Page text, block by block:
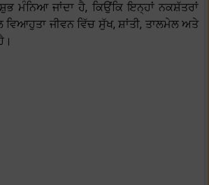
ਮੰਨਿਆ ਜਾਂਦਾ ਹੈ, ਕਿਉਂਕਿ ਇਨ੍ਹਾਂ ਨਕਸ਼ੱਤਰਾਂ
ਜੀਵਨ ਵਿੱਚ ਸੁੱਖ, ਸ਼ਾਂਤੀ, ਤਾਲਮੇਲ ਅਤੇ